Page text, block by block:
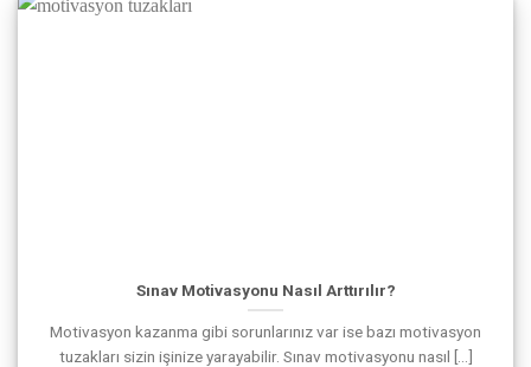
Sınav Motivasyonu Nasıl Arttırılır?
Motivasyon kazanma gibi sorunlarınız var ise bazı motivasyon
tuzakları sizin işinize yarayabilir. Sınav motivasyonu nasıl [...]